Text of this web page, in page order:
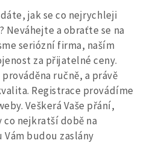
jak se co nejrychleji
a obraťte se na
seriózní firma, naším
za přijatelné ceny.
prováděna ručně, a právě
Registrace provádíme
Veškerá Vaše přání,
co nejkratší době na
budou zaslány